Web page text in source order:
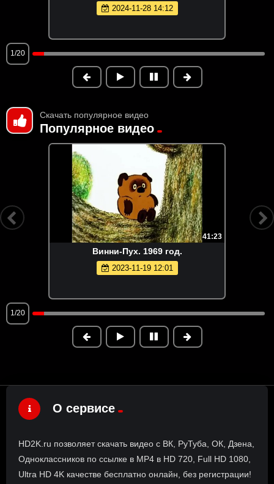
2024-11-28 14:12
1/20
Скачать популярное видео
Популярное видео
41:23
Винни-Пух. 1969 год.
2023-11-19 12:01
1/20
О сервисе
HD2K.ru позволяет скачать видео с ВК, РуТуба, ОК, Дзена,
Одноклассников по ссылке в MP4 в HD 720, Full HD 1080,
Ultra HD 4K качестве бесплатно онлайн, без регистрации!